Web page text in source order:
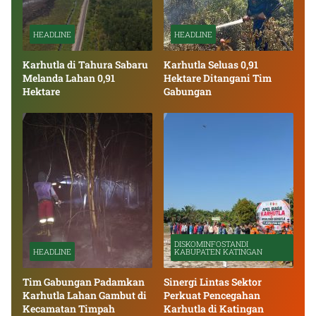
HEADLINE
Karhutla di Tahura Sabaru
Melanda Lahan 0,91
Hektare
HEADLINE
Karhutla Seluas 0,91
Hektare Ditangani Tim
Gabungan
HEADLINE
Tim Gabungan Padamkan
Karhutla Lahan Gambut di
Kecamatan Timpah
DISKOMINFOSTANDI
KABUPATEN KATINGAN
Sinergi Lintas Sektor
Perkuat Pencegahan
Karhutla di Katingan